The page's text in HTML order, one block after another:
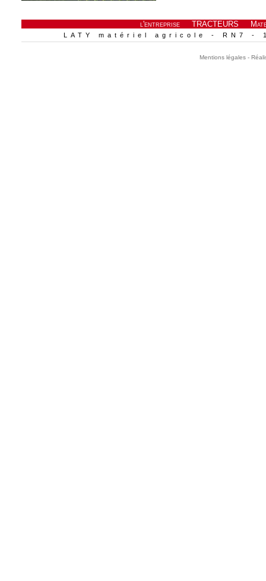
l'entreprise TRACTEURS
LATY matériel agricole - RN7 -
Mentions légales -